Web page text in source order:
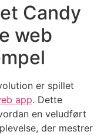
Candy
web
er spillet
app. Dette
en veludført
der mestrer